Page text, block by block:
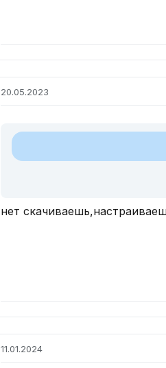
20.05.2023
нет
11.01.2024